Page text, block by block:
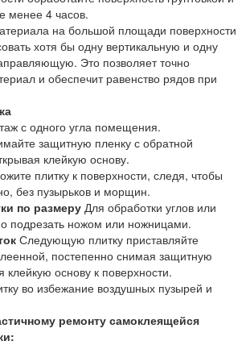
менее 4 часов.
на большой площади поверхности
хотя бы одну вертикальную и одну
Это позволяет точно
и обеспечит равенство рядов при
с одного угла помещения.
защитную пленку с обратной
клейкую основу.
плитку к поверхности, следя, чтобы
без пузырьков и морщин.
по размеру Для обработки углов или
подрезать ножом или ножницами.
Следующую плитку приставляйте
постепенно снимая защитную
основу к поверхности.
во избежание воздушных пузырей и
ремонту самоклеящейся